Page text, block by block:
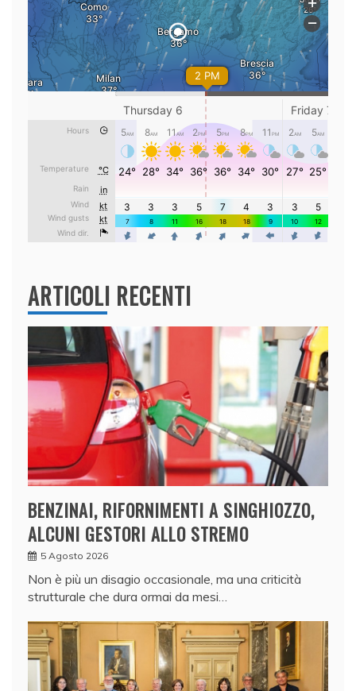
ARTICOLI RECENTI
BENZINAI, RIFORNIMENTI A SINGHIOZZO,
ALCUNI GESTORI ALLO STREMO
5 Agosto 2026
Non è più un disagio occasionale, ma una criticità
strutturale che dura ormai da mesi…